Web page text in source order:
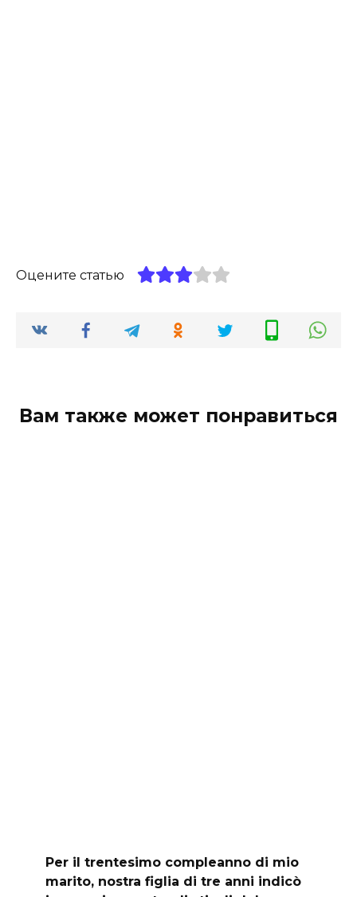
Оцените статью
Вам также может понравиться
Per il trentesimo compleanno di mio
marito, nostra figlia di tre anni indicò